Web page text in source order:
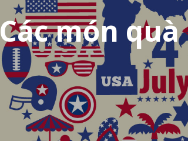
Các món